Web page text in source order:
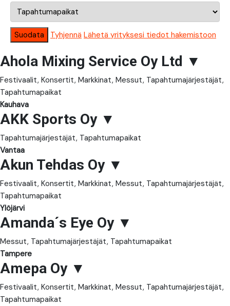
Suodata Tyhjennä Lähetä yrityksesi tiedot hakemistoon
Ahola Mixing Service Oy Ltd ▼
Festivaalit, Konsertit, Markkinat, Messut, Tapahtumajärjestäjät,
Tapahtumapaikat
Kauhava
AKK Sports Oy ▼
Tapahtumajärjestäjät, Tapahtumapaikat
Vantaa
Akun Tehdas Oy ▼
Festivaalit, Konsertit, Markkinat, Messut, Tapahtumajärjestäjät,
Tapahtumapaikat
Ylöjärvi
Amanda´s Eye Oy ▼
Messut, Tapahtumajärjestäjät, Tapahtumapaikat
Tampere
Amepa Oy ▼
Festivaalit, Konsertit, Markkinat, Messut, Tapahtumajärjestäjät,
Tapahtumapaikat